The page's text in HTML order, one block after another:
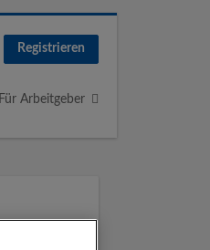
Registrieren
Für Arbeitgeber